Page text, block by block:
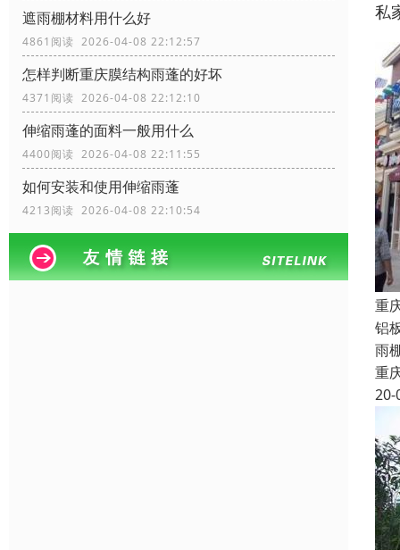
遮雨棚材料用什么好
4861阅读 2026-04-08 22:12:57
怎样判断重庆膜结构雨蓬的好坏
4371阅读 2026-04-08 22:12:10
伸缩雨蓬的面料一般用什么
4400阅读 2026-04-08 22:11:55
如何安装和使用伸缩雨蓬
4213阅读 2026-04-08 22:10:54
私
重
铝
雨
重
20-